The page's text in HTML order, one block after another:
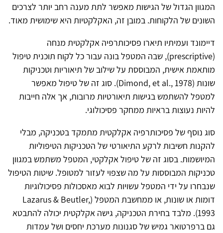
המגוון הגדול של הגישות מאפשר לתת מענה רחב יותר לצרכים
השונים של הלקוחות. במובן זה, האקלקטיות היא שימושית מאוד.
דיימונד ועמיתיו תיארו פסיכותרפיה אקלקטית מנחה
(prescriptive), שבה המטפל בונה עבור כל לקוח תוכנית טיפול
מותאמת אישית, המבוססת על שילוב של תיאוריות וטכניקות
שונות (Dimond, et al., 1978). סוג זה של טיפול מאפשר
למטפל להשתמש בגישות תיאורטיות מרובות, אך אלה חייבות
להיות נעוצות בראיות ממחקר פסיכולוגי.
סוג נוסף של פסיכותרפיה אקלקטית מתמקד בטכניקה, מבלי
להקנות חשיבות לרקע התיאורטי של הטכניקות הטיפוליות
המיושמות. בסוג זה של טיפול אקלקטי, המטפל משתמש במגוון
טכניקות המבוססות על מה שצפוי לעזור למטופל. שיטות הטיפול
שנבחרו על ידי המטפל עשויות לבוא מאסכולות פסיכולוגיות
דומות או שונות, או ממחשבת המטפל (Lazarus & Beutler,
1993). מלבד בחירת הטכניקה, גישה אקלקטית יכולה להתבטא
גם ברפרטואר גמיש של סגנונות מערכת יחסים ושל עמדות